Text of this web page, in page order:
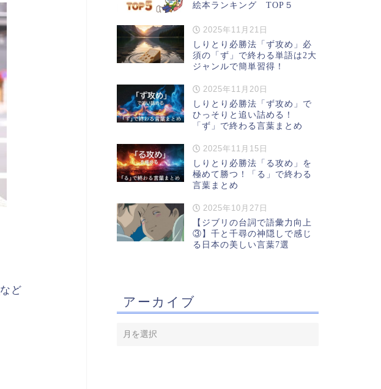
など
絵本ランキング TOP５
2025年11月21日
しりとり必勝法「ず攻め」必
須の「ず」で終わる単語は2大
ジャンルで簡単習得！
2025年11月20日
しりとり必勝法「ず攻め」で
ひっそりと追い詰める！
「ず」で終わる言葉まとめ
2025年11月15日
しりとり必勝法「る攻め」を
極めて勝つ！「る」で終わる
言葉まとめ
2025年10月27日
【ジブリの台詞で語彙力向上
③】千と千尋の神隠しで感じ
る日本の美しい言葉7選
アーカイブ